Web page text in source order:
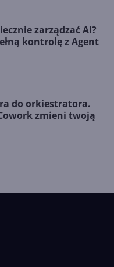
zarządzać AI?
kontrolę z Agent
do orkiestratora.
zmieni twoją